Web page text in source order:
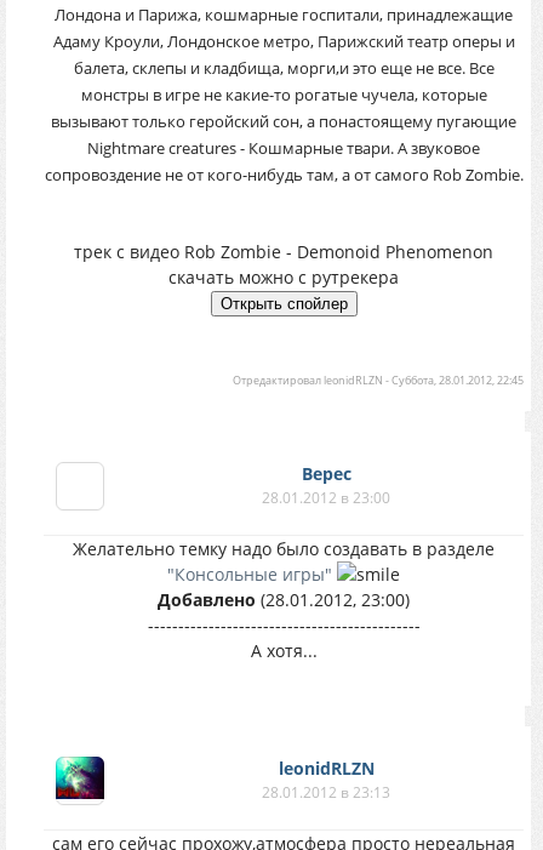
Лондона и Парижа, кошмарные госпитали, принадлежащие
Адаму Кроули, Лондонское метро, Парижский театр оперы и
балета, склепы и кладбища, морги,и это еще не все. Все
монстры в игре не какие-то рогатые чучела, которые
вызывают только геройский сон, а понастоящему пугающие
Nightmare creatures - Кошмарные твари. А звуковое
сопровоздение не от кого-нибудь там, а от самого Rob Zombie.
трек с видео Rob Zombie - Demonoid Phenomenon
скачать можно с рутрекера
Отредактировал leonidRLZN -Суббота, 28.01.2012, 22:45
Верес
28.01.2012 в 23:00
Желательно темку надо было создавать в разделе
"Консольные игры"
Добавлено (28.01.2012, 23:00)
---------------------------------------------
А хотя...
leonidRLZN
28.01.2012 в 23:13
сам его сейчас прохожу,атмосфера просто нереальная